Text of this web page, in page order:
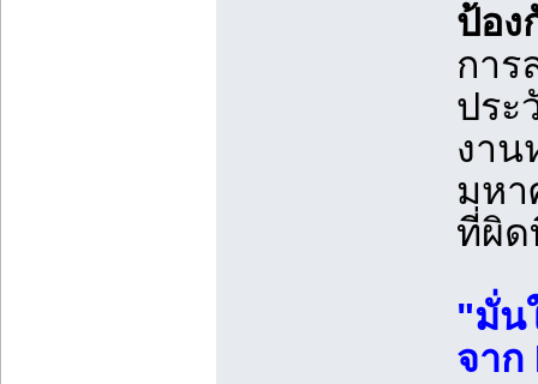
ป้อง
การ
ประ
งาน
มหา
ที่ผิด
"มั่น
จาก